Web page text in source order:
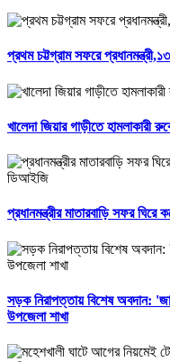
প্রথম চট্টগ্রাম সফরে
খালেদা জিয়ার গাড়ীতে হামলাকারী
প্রধানমন্ত্রীর মাতারবাড়ি সফর
সড়ক নিরাপত্তায় বিশেষ অবদান:
উপজেলা শাখা